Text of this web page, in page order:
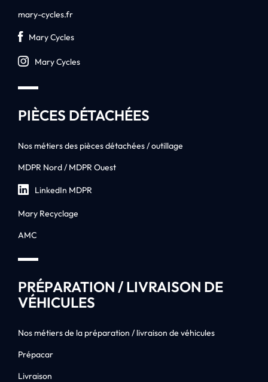
mary-cycles.fr
Mary Cycles
Mary Cycles
PIÈCES DÉTACHÉES
Nos métiers des pièces détachées / outillage
MDPR Nord / MDPR Ouest
LinkedIn MDPR
Mary Recyclage
AMC
PRÉPARATION / LIVRAISON DE
VÉHICULES
Nos métiers de la préparation / livraison de véhicules
Prépacar
Livraison